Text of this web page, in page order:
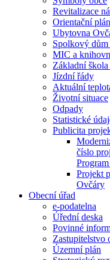
Revitalizace
Orientační
Ubytovna
Spolkový
MIC a
Základní škola
Jízdní řády
Aktuální
Životní situace
Odpady
Statistické
Publicita
číslo
Projekt
Ovčáry
Obecní úřad
e-podatelna
Úřední deska
Povinné
Zastupitelstvo
Územní plán